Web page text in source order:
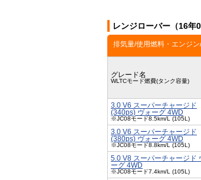
レンジローバー（16年
排気量/使用燃料・エンジ
グレード名
WLTCモード燃費(タンク容量)
3.0 V6 スーパーチャージド
(340ps) ヴォーグ 4WD
※JC08モード8.5km/L (105L)
3.0 V6 スーパーチャージド
(380ps) ヴォーグ 4WD
※JC08モード8.8km/L (105L)
5.0 V8 スーパーチャージド
ーグ 4WD
※JC08モード7.4km/L (105L)